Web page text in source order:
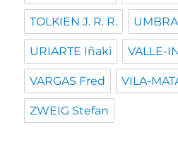
TOLKIEN J. R. R.
URIARTE Iñaki VALLE-
VARGAS Fred VILA-
ZWEIG Stefan